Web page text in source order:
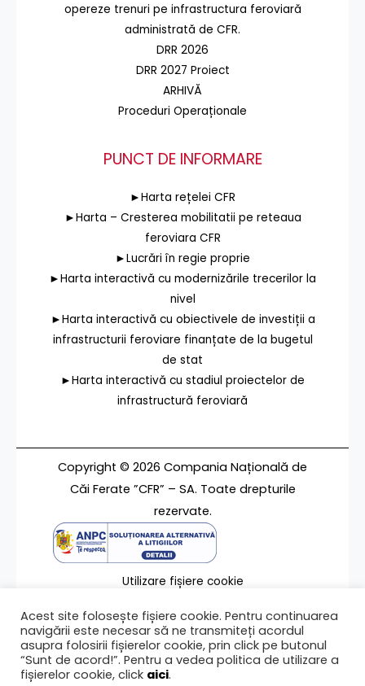
opereze trenuri pe infrastructura feroviară
administrată de CFR.
DRR 2026
DRR 2027 Proiect
ARHIVĂ
Proceduri Operaționale
PUNCT DE INFORMARE
►Harta rețelei CFR
►Harta – Cresterea mobilitatii pe reteaua
feroviara CFR
►Lucrări în regie proprie
►Harta interactivă cu modernizările trecerilor la
nivel
►Harta interactivă cu obiectivele de investiții a
infrastructurii feroviare finanțate de la bugetul
de stat
►Harta interactivă cu stadiul proiectelor de
infrastructură feroviară
Copyright © 2026 Compania Națională de
Căi Ferate ”CFR” – SA. Toate drepturile
rezervate.
Utilizare fișiere cookie
Contact
Ultima modificare a paginii 21/07/2020
Acest site folosește fișiere cookie. Pentru continuarea
navigării este necesar să ne transmiteți acordul
asupra folosirii fișierelor cookie, prin click pe butonul
“Sunt de acord!”. Pentru a vedea politica de utilizare a
fișierelor cookie, click aici.